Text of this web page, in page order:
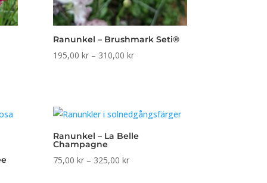
Ranunkel – Brushmark Seti®
195,00kr – 310,00krPrisintervall:
Ranunkel – La Belle
Champagne
75,00kr – 325,00krPrisintervall: